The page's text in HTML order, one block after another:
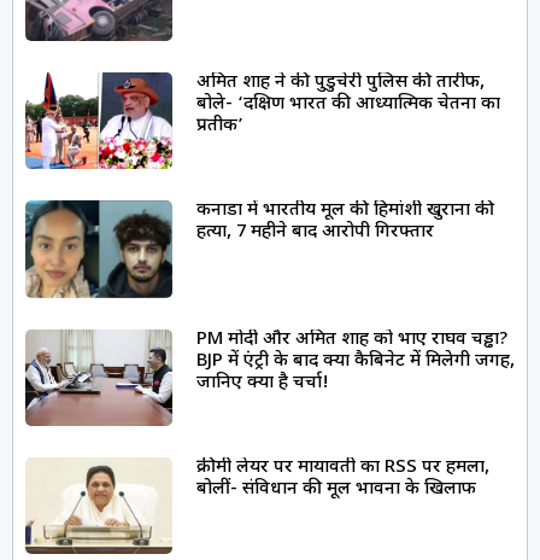
अमित शाह ने की पुडुचेरी पुलिस की तारीफ,
बोले- ‘दक्षिण भारत की आध्यात्मिक चेतना का
प्रतीक’
कनाडा में भारतीय मूल की हिमांशी खुराना की
हत्या, 7 महीने बाद आरोपी गिरफ्तार
PM मोदी और अमित शाह को भाए राघव चड्ढा?
BJP में एंट्री के बाद क्या कैबिनेट में मिलेगी जगह,
जानिए क्या है चर्चा!
क्रीमी लेयर पर मायावती का RSS पर हमला,
बोलीं- संविधान की मूल भावना के खिलाफ